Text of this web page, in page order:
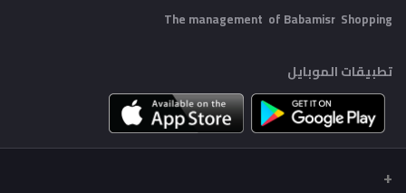
The management of Babamisr Shopping
تطبيقات الموبايل